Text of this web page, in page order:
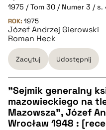
pobierz cytat
BIBTEX
pobierz cytat
1975 / Tom 30 / Numer 3 /
ROK: 1975
Józef Andrzej Gierowski
Roman Heck
Zacytuj Udostępnij
CZYSTY TEKST
"Sejmik generalny
mazowieckiego na
Mazowsza", Józef
Wrocław 1948 :